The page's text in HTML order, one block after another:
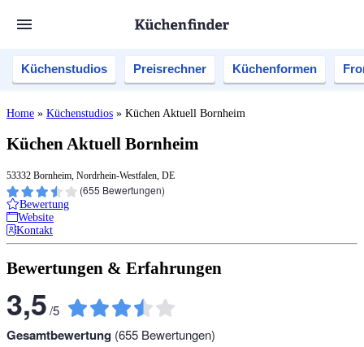
Küchenstudios Preisrechner Küchenformen
Home » Küchenstudios » Küchen Aktuell Bornheim
Küchen Aktuell Bornheim
53332 Bornheim, Nordrhein-Westfalen, DE
(655 Bewertungen)
Bewertung
Website
Kontakt
Bewertungen & Erfahrungen
3,5/5
Gesamtbewertung (655 Bewertungen)